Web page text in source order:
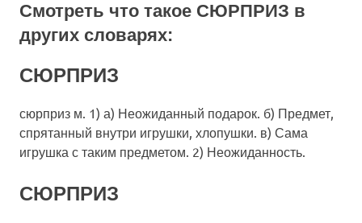
Смотреть что такое СЮРПРИЗ в
других словарях:
СЮРПРИЗ
сюрприз м. 1) а) Неожиданный подарок. б) Предмет,
спрятанный внутри игрушки, хлопушки. в) Сама
игрушка с таким предметом. 2) Неожиданность.
СЮРПРИЗ